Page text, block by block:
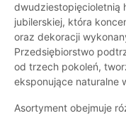
dwudziestopięcioletnią
jubilerskiej, która
oraz dekoracji
Przedsiębiorstwo
od trzech pokoleń,
eksponujące naturalne
Asortyment obejmuje